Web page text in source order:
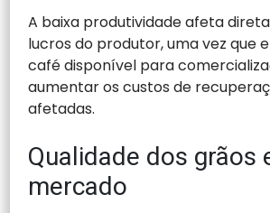
A baixa produtividade afeta
lucros do produtor, uma vez que
café disponível para
aumentar os custos de
afetadas.
Qualidade dos grãos
mercado